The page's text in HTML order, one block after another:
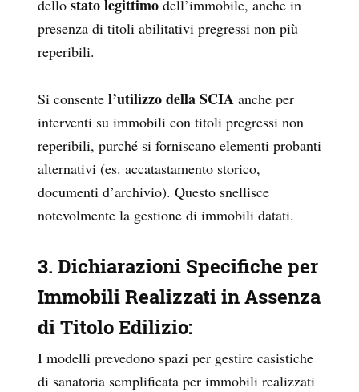
dello stato legittimo dell’immobile, anche in
presenza di titoli abilitativi pregressi non più
reperibili.
Si consente l’utilizzo della SCIA anche per
interventi su immobili con titoli pregressi non
reperibili, purché si forniscano elementi probanti
alternativi (es. accatastamento storico,
documenti d’archivio). Questo snellisce
notevolmente la gestione di immobili datati.
3. Dichiarazioni Specifiche per
Immobili Realizzati in Assenza
di Titolo Edilizio:
I modelli prevedono spazi per gestire casistiche
di sanatoria semplificata per immobili realizzati